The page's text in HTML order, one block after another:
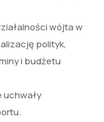
wójta w
polityk,
i budżetu
uchwały